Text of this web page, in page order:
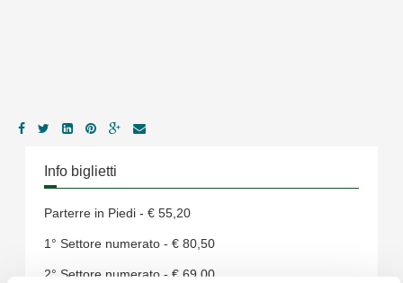
Info biglietti
Parterre in Piedi - € 55,20
1° Settore numerato - € 80,50
2° Settore numerato - € 69,00